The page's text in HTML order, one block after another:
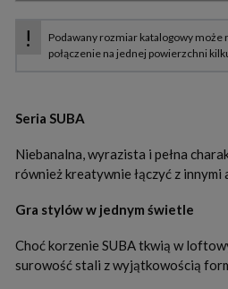
Seria SUBA
Niebanalna, wyrazista i pełna
również kreatywnie łączyć z innymi
Gra stylów w jednym świetle
Choć korzenie SUBA tkwią w
surowość stali z wyjątkowością